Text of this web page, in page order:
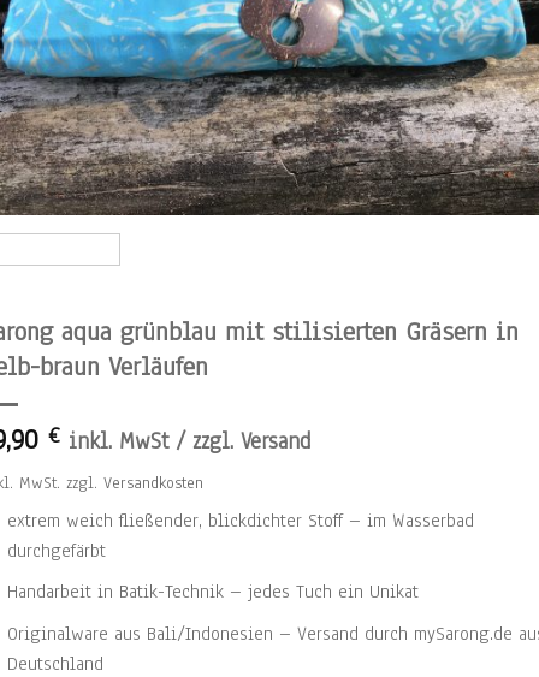
aqua grünblau mit stilisierten Gräsern in
braun Verläufen
€ inkl. MwSt / zzgl. Versand
MwSt. zzgl. Versandkosten
extrem weich fließender, blickdichter Stoff – im Wasserbad
durchgefärbt
Handarbeit in Batik-Technik – jedes Tuch ein Unikat
Originalware aus Bali/Indonesien – Versand durch mySarong.de
Deutschland